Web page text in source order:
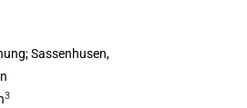
Sassenhusen,
3